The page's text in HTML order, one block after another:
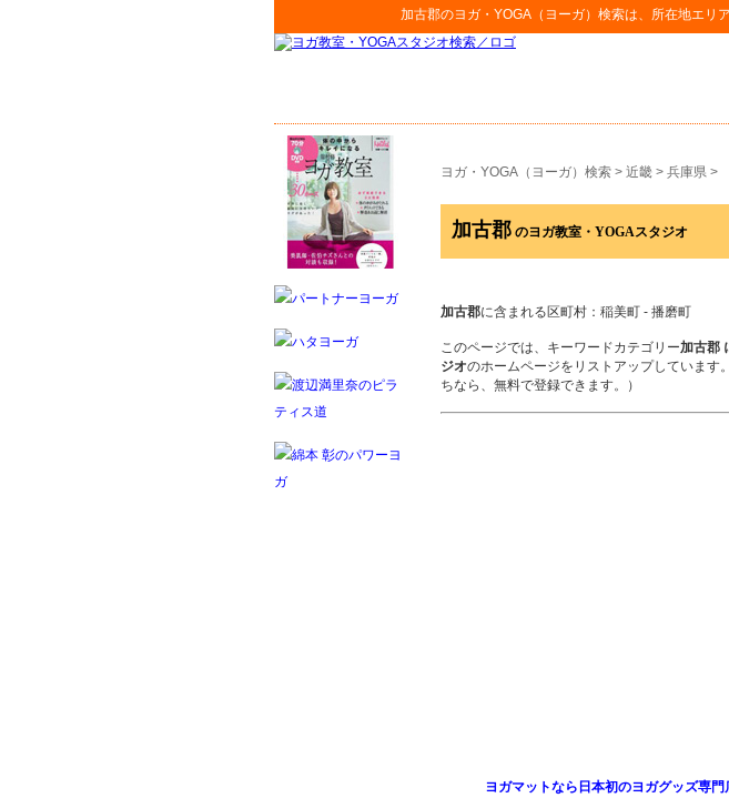
加古郡のヨガ・YOGA（ヨーガ）検索は、所在地エリ
ヨガ・YOGA（ヨーガ）検索 > 近畿 > 兵庫県 >
加古郡 のヨガ教室・YOGAスタジオ
加古郡に含まれる区町村：稲美町 - 播磨町
このページでは、キーワードカテゴリー加古郡
ジオのホームページをリストアップしていま
ちなら、無料で登録できます。）
ヨガマットなら日本初のヨガグッズ専門